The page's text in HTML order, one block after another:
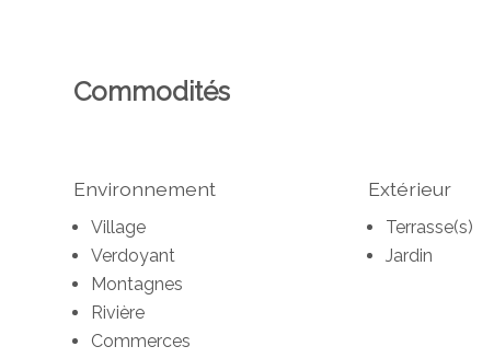
Commodités
Environnement
Village
Verdoyant
Montagnes
Rivière
Commerces
Extérieur
Terrasse(s)
Jardin